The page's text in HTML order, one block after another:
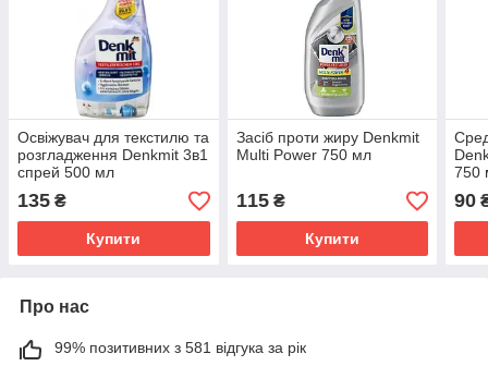
Освіжувач для текстилю та
розгладження Denkmit 3в1
спрей 500 мл
135 ₴
Купити
Засіб проти жиру Denkmit
Multi Power 750 мл
115₴
Купити
750
90
Про нас
99% позитивних з 581 відгука за рік